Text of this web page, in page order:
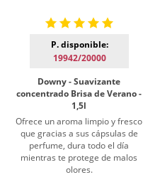
P. disponible:
19942/20000
Downy - Suavizante
concentrado Brisa de Verano -
1,5l
Ofrece un aroma limpio y fresco
que gracias a sus cápsulas de
perfume, dura todo el día
mientras te protege de malos
olores.